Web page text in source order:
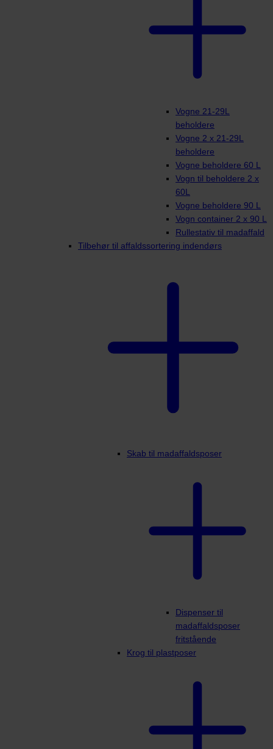
Vogne 21-29L
beholdere
Vogne 2 x 21-29L
beholdere
Vogne beholdere 60 L
Vogn til beholdere 2 x
60L
Vogne beholdere 90 L
Vogn container 2 x 90 L
Rullestativ til madaffald
Tilbehør til affaldssortering indendørs
Skab til madaffaldsposer
Dispenser til
madaffaldsposer
fritstående
Krog til plastposer